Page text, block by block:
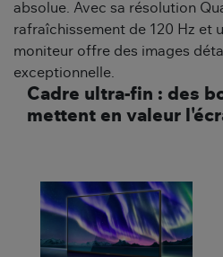
absolue. Avec sa résolution
rafraîchissement de 120 Hz et
moniteur offre des images
exceptionnelle.
Cadre ultra-fin : des
mettent en valeur